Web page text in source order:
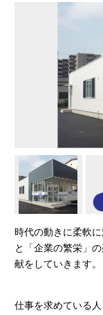
時代の動きに柔軟
と「企業の繁栄」
献をしていきます。
仕事を求めている